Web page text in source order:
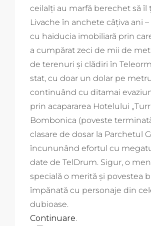
ceilalți au marfă berechet să îl
Livache în anchete câțiva ani
cu haiducia imobiliară prin
a cumpărat zeci de mii de
de terenuri și clădiri în
stat, cu doar un dolar pe
continuând cu ditamai
prin acapararea Hotelului
Bombonica (poveste
clasare de dosar la Parchetul
încununând efortul cu
date de TelDrum. Sigur, o
specială o merită și povestea
împănată cu personaje din
dubioase.
Continuare.